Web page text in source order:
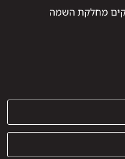
מחלקת השמה